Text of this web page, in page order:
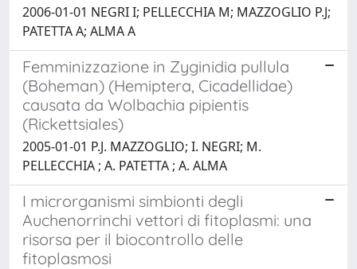
2006-01-01 NEGRI I; PELLECCHIA M; MAZZOGLIO P.J;
PATETTA A; ALMA A
Femminizzazione in Zyginidia pullula
(Boheman) (Hemiptera, Cicadellidae)
causata da Wolbachia pipientis
(Rickettsiales)
2005-01-01 P.J. MAZZOGLIO; I. NEGRI; M.
PELLECCHIA ; A. PATETTA ; A. ALMA
I microrganismi simbionti degli
Auchenorrinchi vettori di fitoplasmi: una
risorsa per il biocontrollo delle
fitoplasmosi